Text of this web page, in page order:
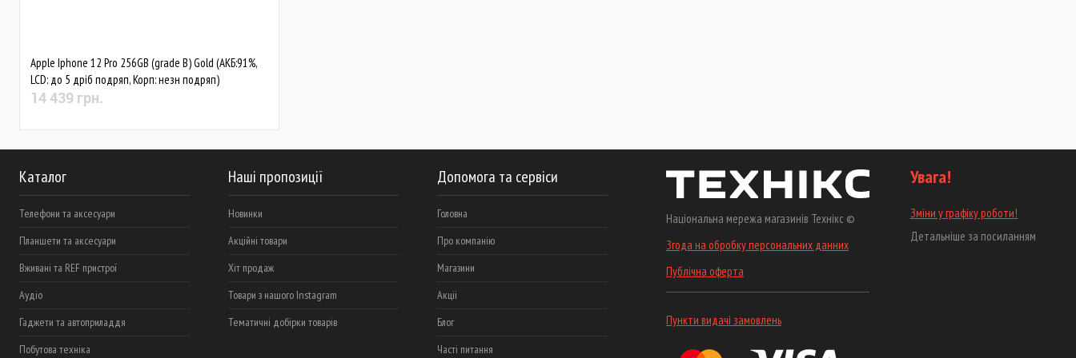
Apple Iphone 12 Pro 256GB (grade B) Gold (АКБ:91%,
LCD: до 5 дріб подряп, Корп: незн подряп)
14 439 грн.
Каталог
Телефони та аксесуари
Планшети та аксесуари
Вживані та REF пристрої
Аудіо
Гаджети та автоприладдя
Побутова техніка
Наші пропозиції
Новинки
Акційні товари
Хіт продаж
Товари з нашого Instagram
Тематичні добірки товарів
Допомога та сервіси
Головна
Про компанію
Магазини
Акціі
Блог
Часті питання
Національна мережа магазинів Технікс ©
Згода на обробку персональних данних
Публічна оферта
Пункти видачі замовлень
Увага!
Зміни у графіку роботи!
Детальніше за посиланням